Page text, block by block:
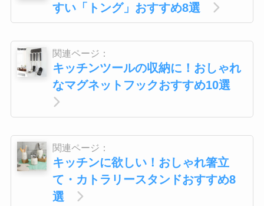
すい「トング」おすすめ8選
関連ページ：
キッチンツールの収納に！おしゃれ
なマグネットフックおすすめ10選
関連ページ：
キッチンに欲しい！おしゃれ箸立
て・カトラリースタンドおすすめ8
選